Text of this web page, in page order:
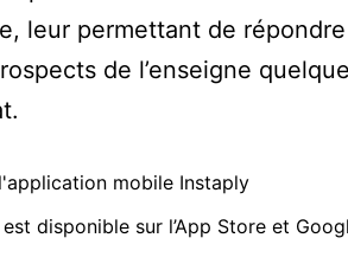
leur permettant de
de l’enseigne
disponible sur l’App Store et